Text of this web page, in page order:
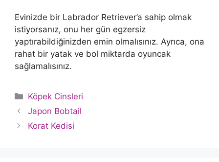
Evinizde bir Labrador Retriever’a sahip olmak
istiyorsanız, onu her gün egzersiz
yaptırabildiğinizden emin olmalısınız. Ayrıca, ona
rahat bir yatak ve bol miktarda oyuncak
sağlamalısınız.
Kategoriler
Köpek Cinsleri
Japon Bobtail
Korat Kedisi